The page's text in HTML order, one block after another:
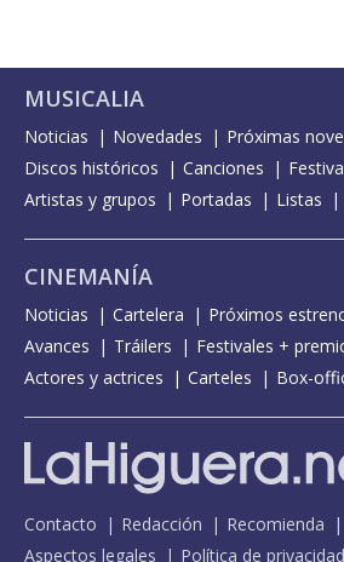
MUSICALIA
Noticias Novedades
Próximas
Discos históricos
Canciones
Artistas y grupos
Portadas Listas
CINEMANÍA
Noticias Cartelera Próximos
Avances
Tráilers
Festivales +
Actores y actrices
Carteles Box-
Contacto Redacción Recomienda
Aspectos legales
Política de privacidad